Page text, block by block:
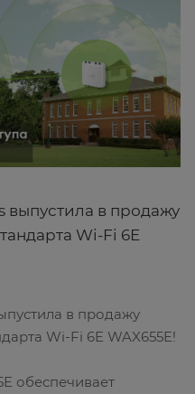
выпустила в продажу
Wi-Fi 6E
в продажу
Wi-Fi 6E WAX655E!
обеспечивает